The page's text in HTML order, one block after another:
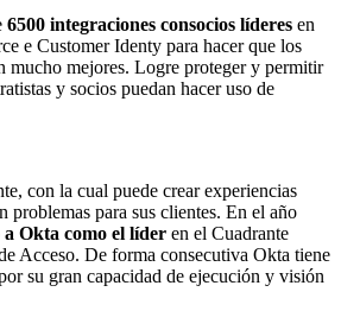
6500 integraciones consocios líderes en
e Customer Identy para hacer que los
mucho mejores. Logre proteger y permitir
y socios puedan hacer uso de
con la cual puede crear experiencias
problemas para sus clientes. En el año
a Okta como el líder en el Cuadrante
Acceso. De forma consecutiva Okta tiene
su gran capacidad de ejecución y visión